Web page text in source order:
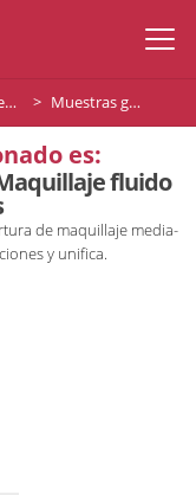
Muestras gratis de Benefit - Maquillaje fluido hello flawless
es:
fluido
de maquillaje media-
y unifica.